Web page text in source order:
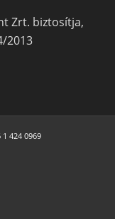
Zrt. biztosítja,
2013
1 424 0969